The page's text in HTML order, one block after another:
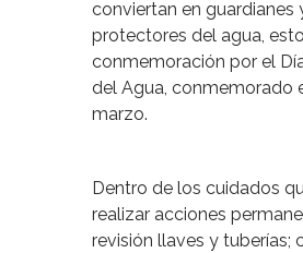
conviertan en guardianes
protectores del agua,
conmemoración por el
del Agua, conmemorado
marzo.
Dentro de los cuidados
realizar acciones
revisión llaves y tuberías;